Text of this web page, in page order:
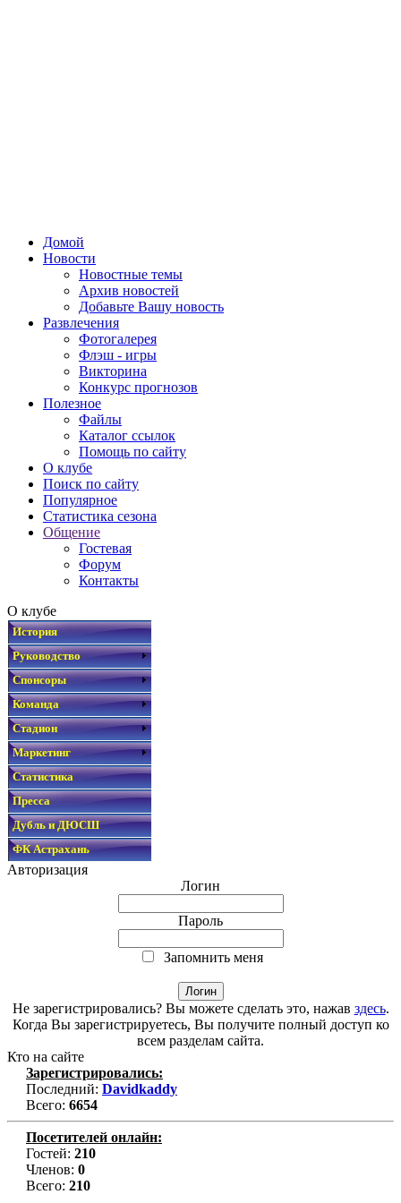
Домой
Новости
Новостные темы
Архив новостей
Добавьте Вашу новость
Развлечения
Фотогалерея
Флэш - игры
Викторина
Конкурс прогнозов
Полезное
Файлы
Каталог ссылок
Помощь по сайту
О клубе
Поиск по сайту
Популярное
Статистика сезона
Общение
Гостевая
Форум
Контакты
О клубе
История
Руководство
Спонсоры
Команда
Стадион
Маркетинг
Статистика
Пресса
Дубль и ДЮСШ
ФК Астрахань
Авторизация
Логин
Пароль
Запомнить меня
Не зарегистрировались? Вы можете сделать это, нажав здесь.
Когда Вы зарегистрируетесь, Вы получите полный доступ ко
всем разделам сайта.
Кто на сайте
Зарегистрировались:
Последний: Davidkaddy
Всего: 6654
Посетителей онлайн:
Гостей: 210
Членов: 0
Всего: 210